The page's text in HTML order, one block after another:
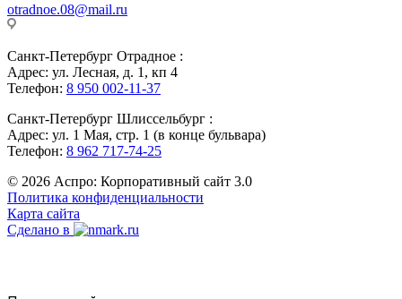
otradnoe.08@mail.ru
Санкт-Петербург Отрадное :
Адрес: ул. Лесная, д. 1, кп 4
Телефон: 8 950 002-11-37
Санкт-Петербург Шлиссельбург :
Адрес: ул. 1 Мая, стр. 1 (в конце бульвара)
Телефон: 8 962 717-74-25
© 2026 Аспро: Корпоративный сайт 3.0
Политика конфиденциальности
Карта сайта
Сделано в